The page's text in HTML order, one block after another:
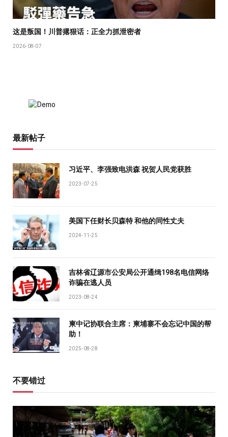
这是叛国！川普撂狠话：正全力抓泄密者
2026-08-07
最新帖子
习近平、李强致电洪森 祝贺人民党获胜
2023-07-25
美国下任财长贝森特 和他的同性丈夫
2024-11-25
吉林省辽源市公安局公开通缉198名电信网络
诈骗在逃人员
2023-08-24
柬中记协联合主席：柬埔寨不会忘记中国的帮
助！
2025-08-28
不要错过